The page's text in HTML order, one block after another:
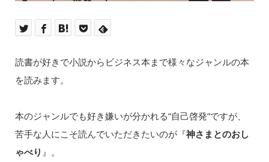
読書が好きで小説からビジネス本まで様々なジャンルの本
を読みます。
本のジャンルでも好き嫌いが分かれる”自己啓発”ですが、
苦手な人にこそ読んでいただきたいのが『神さまとのおし
ゃべり 』。